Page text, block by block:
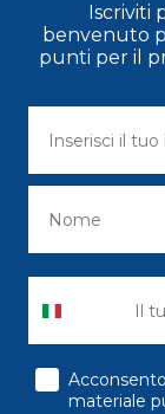
Iscriviti
benvenuto
punti per il
consenso
materiale